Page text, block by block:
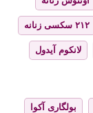
۲۱۲ سکسی زنانه
لانکوم آیدول
بولگاری آکوا